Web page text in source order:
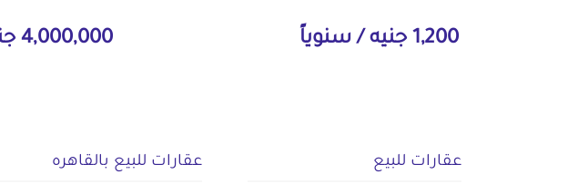
1,200 جنيه / سنوياً 4,000,000 جنيه
عقارات للبيع عقارات للبيع بالقاهره